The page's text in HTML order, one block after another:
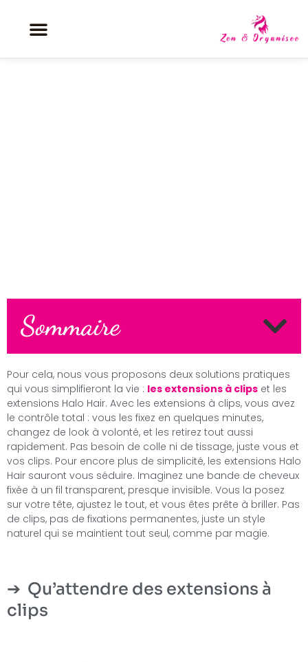
Sommaire
Pour cela, nous vous proposons deux solutions pratiques
qui vous simplifieront la vie : les extensions à clips et les
extensions Halo Hair. Avec les extensions à clips, vous avez
le contrôle total : vous les fixez en quelques minutes,
changez de look à volonté, et les retirez tout aussi
rapidement. Pas besoin de colle ni de tissage, juste vous et
vos clips. Pour encore plus de simplicité, les extensions Halo
Hair sauront vous séduire. Imaginez une bande de cheveux
fixée à un fil transparent, presque invisible. Vous la posez
sur votre tête, ajustez le tout, et vous êtes prête à briller. Pas
de clips, pas de fixations permanentes, juste un style
naturel qui se maintient tout seul, comme par magie.
Qu’attendre des extensions à
clips